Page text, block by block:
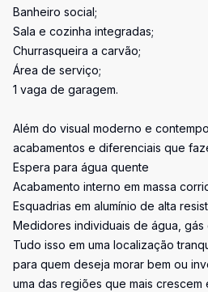
Banheiro social;
Sala e cozinha integradas;
Churrasqueira a carvão;
Área de serviço;
1 vaga de garagem.
Além do visual moderno e
acabamentos e diferenciais que
Espera para água quente
Acabamento interno em massa
Esquadrias em alumínio de alta
Medidores individuais de água,
Tudo isso em uma localização
para quem deseja morar bem ou
uma das regiões que mais crescem